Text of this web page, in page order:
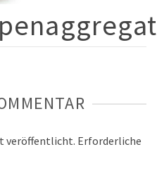
veröffentlicht. Erforderliche